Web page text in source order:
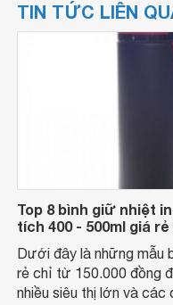
TIN TỨC LIÊN
Top 8 bình giữ nhiệt
tích 400 - 500ml giá
Dưới đây là những mẫu
rẻ chỉ từ 150.000 đồng
nhiều siêu thị lớn và các